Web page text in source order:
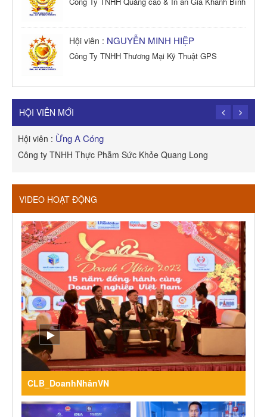
Hội viên : NGUYỄN MINH HIỆP
Công Ty TNHH Thương Mại Kỹ Thuật GPS
Công Ty TNHH Dịch vụ Cuộc Sống Hạnh Phúc
HỘI VIÊN MỚI
Hội viên : Ừng A Cóng
Công ty TNHH Thực Phẫm Sức Khỏe Quang Long
VIDEO HOẠT ĐỘNG
CLB_DoanhNhânVN